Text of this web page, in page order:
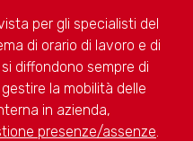
per gli specialisti del
di orario di lavoro e di
diffondono sempre di
la mobilità delle
in azienda,
presenze/assenze.